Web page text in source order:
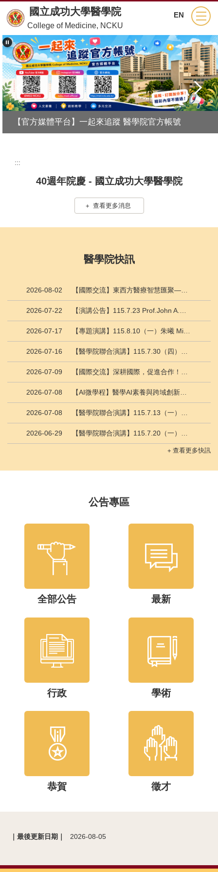
到
主
要
內
容
區
EN
國立成功大學醫學院
College of Medicine, NCKU
【官方媒體平台】一起來追蹤 醫學院官方帳號
:::
40週年院慶 - 國立成功大學醫學院
查看更多消息
醫學院快訊
2026-08-02 【國際交流】東西方醫療智慧匯聚—成大醫學院2026國際暑期學校圓滿落幕 推動高齡精準照護交流
2026-07-22 【演講公告】115.7.23 Prof.John A.McGrath - What Rare Genetic Skin Diseases Tell Us about Normal Skin
2026-07-17 【專題演講】115.8.10（一）朱曦 Michael Xi Zhu 教授 - Decoding Sodium and Calcium Signals of TRP Channels
2026-07-16 【醫學院聯合演講】115.7.30（四）Stanley Huang - Metabolic Checkpoints in Tumor Macrophages for Cancer Immunotherapy
2026-07-09 【國際交流】深耕國際，促進合作！菲律賓聖奧古斯丁巴科羅學院（CSA-B）訪問成功大學醫學院 促進醫學教育與科研雙向交流
2026-07-08 【AI微學程】醫學AI素養與跨域創新微學程(1) - 醫療人工智慧導論：技術與臨床場域概論
2026-07-08 【醫學院聯合演講】115.7.13（一）李文雄院士 - Yeast as an ideal model organism for studying molecular evolution and for developing biotechnology
2026-06-29 【醫學院聯合演講】115.7.20（一）連文慧 - More than just a signaling receptor - The role of ROR2 in regulating tumor progression and tumor immunity
查看更多快訊
公告專區
全部公告 最新
行政 學術
恭賀 徵才
｜最後更新日期｜ 2026-08-05